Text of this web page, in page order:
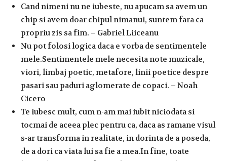
Cand nimeni nu ne iubeste, nu apucam sa avem un
chip si avem doar chipul nimanui, suntem fara ca
propriu zis sa fim. – Gabriel Liiceanu
Nu pot folosi logica daca e vorba de sentimentele
mele.Sentimentele mele necesita note muzicale,
viori, limbaj poetic, metafore, linii poetice despre
pasari sau paduri aglomerate de copaci. – Noah
Cicero
Te iubesc mult, cum n-am mai iubit niciodata si
tocmai de aceea plec pentru ca, daca as ramane visul
s-ar transforma in realitate, in dorinta de a poseda,
de a dori ca viata lui sa fie a mea.In fine, toate